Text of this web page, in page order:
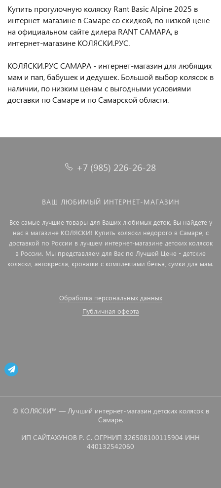
Купить прогулочную коляску Rant Basic Alpine 2025 в
интернет-магазине в Самаре со скидкой, по низкой цене
на официальном сайте дилера RANT САМАРА, в
интернет-магазине КОЛЯСКИ.РУС.
КОЛЯСКИ.РУС САМАРА - интернет-магазин для любящих
мам и пап, бабушек и дедушек. Большой выбор колясок в
наличии, по низким ценам с выгодными условиями
доставки по Самаре и по Самарской области.
+7 (985) 226-26-28
ВАШ ЛЮБИМЫЙ ИНТЕРНЕТ-МАГАЗИН
Все самые лучшие товары для Ваших любимых деток, Вы найдете у
нас в магазине КОЛЯСКИ! Купить коляски недорого в Самаре, с
доставкой по России в лучшем интернет-магазине детских колясок
в России. Мы представляем для Вас по Лучшей Цене - детские
коляски, автокресла, кроватки с комплектами белья, сумки для мам.
Обработка персональных данных
Публичная оферта
© КОЛЯСКИ™ — Лучший интернет-магазин детских колясок в
Самаре.
ИП САЙТАХУНОВ Р. С. ОГРНИП 326508100115904 ИНН
440132542060